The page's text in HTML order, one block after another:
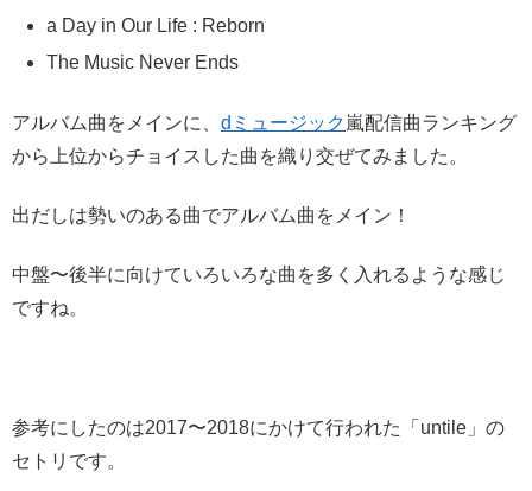
a Day in Our Life : Reborn
The Music Never Ends
アルバム曲をメインに、 dミュージック 嵐配信曲ランキング
から上位からチョイスした曲を織り交ぜてみました。
出だしは勢いのある曲でアルバム曲をメイン！
中盤〜後半に向けていろいろな曲を多く入れるような感じ
ですね。
参考にしたのは2017〜2018にかけて行われた「untile」の
セトリです。